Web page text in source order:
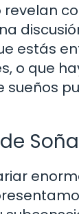
estás
o que